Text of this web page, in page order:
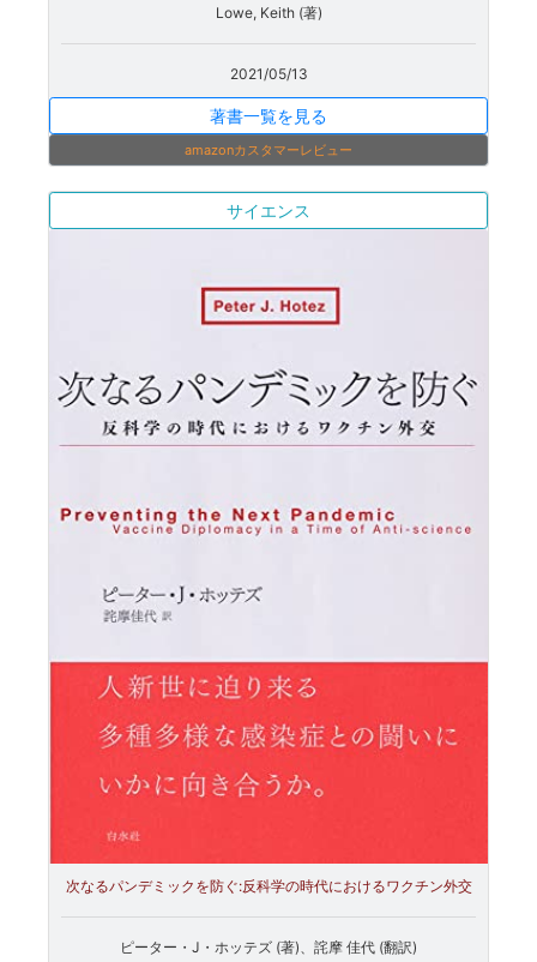
Lowe, Keith (著)
2021/05/13
著書一覧を見る
amazonカスタマーレビュー
サイエンス
次なるパンデミックを防ぐ:反科学の時代におけるワクチン外交
ピーター・J・ホッテズ (著)、詫摩 佳代 (翻訳)